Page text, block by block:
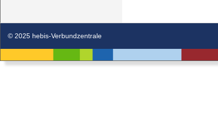
© 2025 hebis-Verbundzentrale